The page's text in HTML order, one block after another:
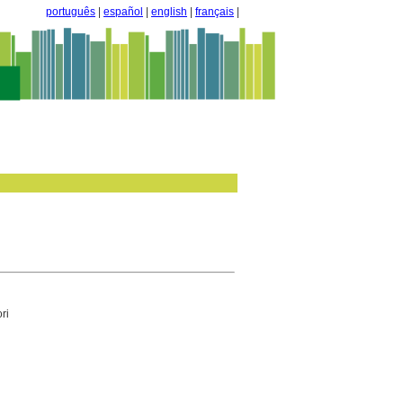
português español english français